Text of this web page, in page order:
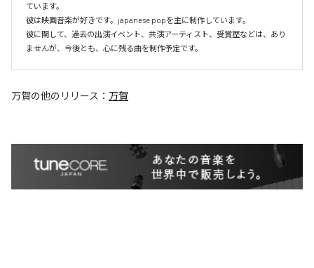
ています。
彼は映画音楽が好きです。japanese popを主に制作しています。
彼に関して、過去の出演イベント、共演アーティスト、受賞歴などは、あり
ませんが、今後とも、心に残る曲を制作予定です。
万賀の他のリリース： 万賀